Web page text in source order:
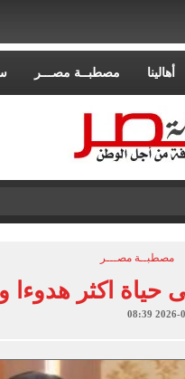
أهالينا مصطبــة مصـــر
مصطبــة مصـــر
حياة اكثر هدوءا